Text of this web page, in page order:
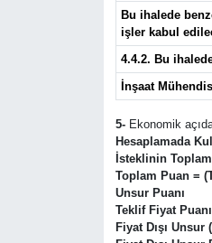
Bu ihalede
işler kabul
4.4.2. Bu
İnşaat
5-Ekonomik
Hesaplamada
İsteklinin
Toplam Puan =
Unsur Puanı
Teklif Fiyat
Fiyat Dışı Unsur